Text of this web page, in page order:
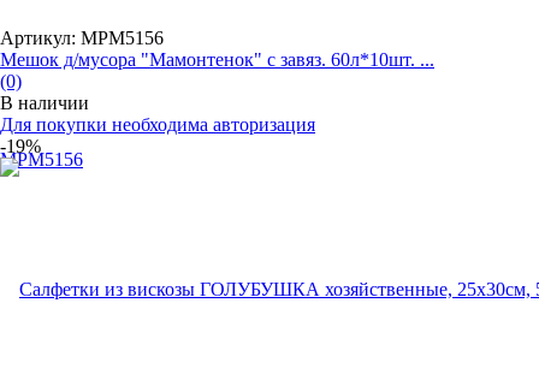
Артикул: MPM5156
Мешок д/мусора "Мамонтенок" с завяз. 60л*10шт. ...
(0)
В наличии
Для покупки необходима авторизация
-19%